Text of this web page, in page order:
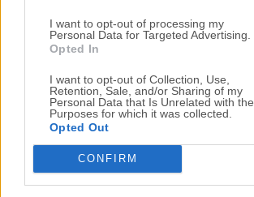
I want to opt-out of processing my
Personal Data for Targeted Advertising.
Opted In
I want to opt-out of Collection, Use,
Retention, Sale, and/or Sharing of my
Personal Data that Is Unrelated with the
Purposes for which it was collected.
Opted Out
CONFIRM